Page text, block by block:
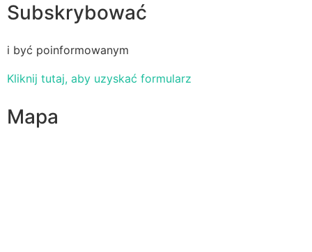
Subskrybować
i być poinformowanym
Kliknij tutaj, aby uzyskać formularz
Mapa